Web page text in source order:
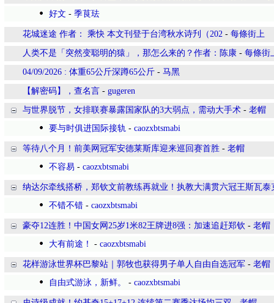
好文 - 季茛珐
花城迷途 作者： 乘快 本文刊登于台湾秋水诗刋（202 - 每條街上
人类不是「突然变聪明的猿」，那怎么来的？作者：陈康 - 每條街
04/09/2026 : 体重65公斤深蹲65公斤 - 马黑
【解密码】，查名言 - gugeren
与世界脱节，女排联赛暴露国家队的3大弱点，需动大手术 - 老帽
要与时俱进国际接轨 - caozxbtsmabi
等待八个月！前美网冠军安德莱斯库迎来巡回赛首胜 - 老帽
不容易 - caozxbtsmabi
纳达尔牵线搭桥，郑钦文前教练再就业！执教大满贯六冠王斯瓦泰
不错不错 - caozxbtsmabi
豪夺12连胜！中国女网25岁1米82王牌进8强：加速追赶郑钦 - 老帽
大有前途！
- caozxbtsmabi
花样游泳世界杯巴黎站｜郭牧也获得男子单人自由自选冠军 - 老帽
自由式游泳，新鲜。
- caozxbtsmabi